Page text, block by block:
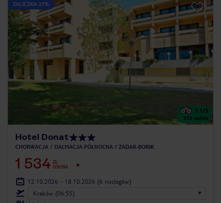
ZALICZKA 25%
3.1/5
252 opinie
Hotel Donat
CHORWACJA DALMACJA PÓŁNOCNA ZADAR-BORIK
1 534 ZŁ
OSOBA
12.10.2026 - 18.10.2026 (6 noclegów)
Kraków (06:55)